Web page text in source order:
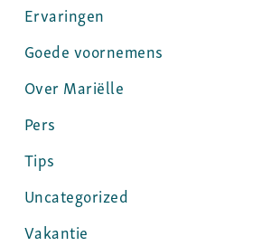
Ervaringen
Goede voornemens
Over Mariëlle
Pers
Tips
Uncategorized
Vakantie